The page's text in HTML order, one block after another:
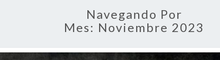
Navegando Por
Mes: Noviembre 2023